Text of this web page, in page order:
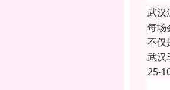
武汉
每场
不仅
武汉
25-